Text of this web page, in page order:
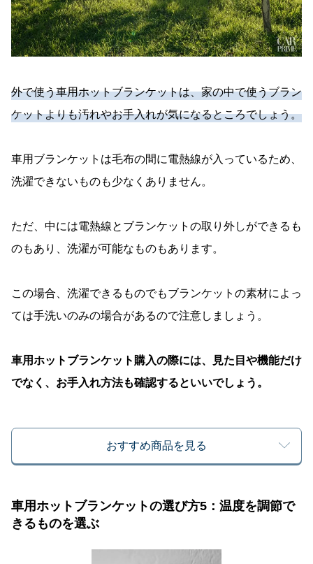
外で使う車用ホットブランケットは、家の中で使うブラン
ケットよりも汚れやお手入れが気になるところでしょう。
車用ブランケットは毛布の間に電熱線が入っているため、
洗濯できないものも少なくありません。
ただ、中には電熱線とブランケットの取り外しができるも
のもあり、洗濯が可能なものもあります。
この場合、洗濯できるものでもブランケットの素材によっ
ては手洗いのみの場合があるので注意しましょう。
車用ホットブランケット購入の際には、見た目や機能だけ
でなく、お手入れ方法も確認するといいでしょう。
おすすめ商品を見る
車用ホットブランケットの選び方5：温度を調節で
きるものを選ぶ